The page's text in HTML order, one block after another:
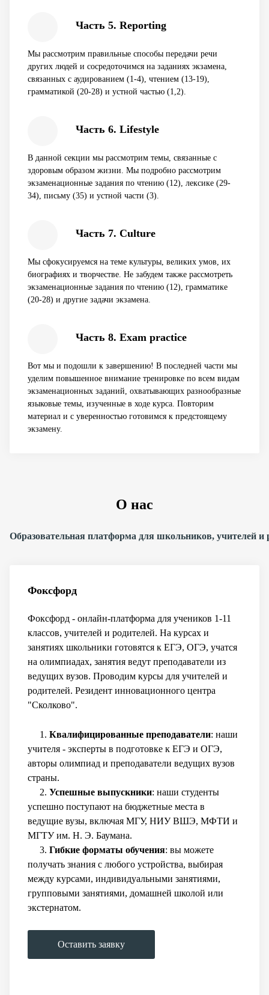
Часть 5. Reporting
Мы рассмотрим правильные способы передачи речи
других людей и сосредоточимся на заданиях экзамена,
связанных с аудированием (1-4), чтением (13-19),
грамматикой (20-28) и устной частью (1,2).
Часть 6. Lifestyle
В данной секции мы рассмотрим темы, связанные с
здоровым образом жизни. Мы подробно рассмотрим
экзаменационные задания по чтению (12), лексике (29-
34), письму (35) и устной части (3).
Часть 7. Culture
Мы сфокусируемся на теме культуры, великих умов, их
биографиях и творчестве. Не забудем также рассмотреть
экзаменационные задания по чтению (12), грамматике
(20-28) и другие задачи экзамена.
Часть 8. Exam practice
Вот мы и подошли к завершению! В последней части мы
уделим повышенное внимание тренировке по всем видам
экзаменационных заданий, охватывающих разнообразные
языковые темы, изученные в ходе курса. Повторим
материал и с уверенностью готовимся к предстоящему
экзамену.
О нас
Образовательная платформа для школьников, учителей и
Фоксфорд
Фоксфорд - онлайн-платформа для учеников 1-11
классов, учителей и родителей. На курсах и
занятиях школьники готовятся к ЕГЭ, ОГЭ, учатся
на олимпиадах, занятия ведут преподаватели из
ведущих вузов. Проводим курсы для учителей и
родителей. Резидент инновационного центра
"Сколково".
1. Квалифицированные преподаватели: наши
учителя - эксперты в подготовке к ЕГЭ и ОГЭ,
авторы олимпиад и преподаватели ведущих вузов
страны.
2. Успешные выпускники: наши студенты
успешно поступают на бюджетные места в
ведущие вузы, включая МГУ, НИУ ВШЭ, МФТИ и
МГТУ им. Н. Э. Баумана.
3. Гибкие форматы обучения: вы можете
получать знания с любого устройства, выбирая
между курсами, индивидуальными занятиями,
групповыми занятиями, домашней школой или
экстернатом.
Оставить заявку